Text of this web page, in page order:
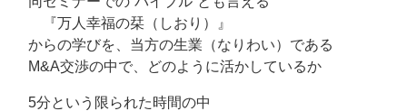
『万人幸福の栞（しおり）』
からの学びを、当方の生業（なりわい）である
M&A交渉の中で、どのように活かしているか
5分という限られた時間の中